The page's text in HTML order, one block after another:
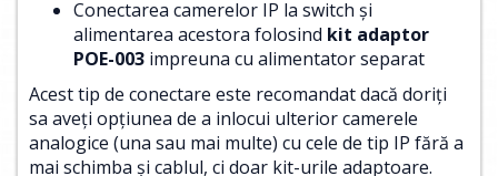
Conectarea camerelor IP la switch și
alimentarea acestora folosind kit adaptor
POE-003 impreuna cu alimentator separat
Acest tip de conectare este recomandat dacă doriți
sa aveți opțiunea de a inlocui ulterior camerele
analogice (una sau mai multe) cu cele de tip IP fără a
mai schimba și cablul, ci doar kit-urile adaptoare.